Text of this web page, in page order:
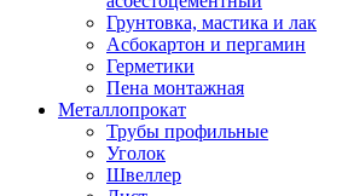
Грунтовка, мастика и лак
Асбокартон и пергамин
Герметики
Пена монтажная
Металлопрокат
Трубы профильные
Уголок
Швеллер